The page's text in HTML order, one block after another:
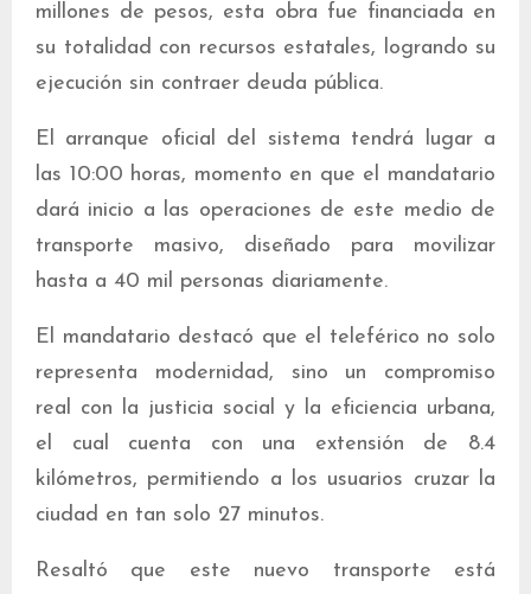
millones de pesos, esta obra fue financiada en
su totalidad con recursos estatales, logrando su
ejecución sin contraer deuda pública.
El arranque oficial del sistema tendrá lugar a
las 10:00 horas, momento en que el mandatario
dará inicio a las operaciones de este medio de
transporte masivo, diseñado para movilizar
hasta a 40 mil personas diariamente.
El mandatario destacó que el teleférico no solo
representa modernidad, sino un compromiso
real con la justicia social y la eficiencia urbana,
el cual cuenta con una extensión de 8.4
kilómetros, permitiendo a los usuarios cruzar la
ciudad en tan solo 27 minutos.
Resaltó que este nuevo transporte está